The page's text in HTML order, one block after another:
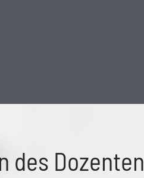
des Dozenten